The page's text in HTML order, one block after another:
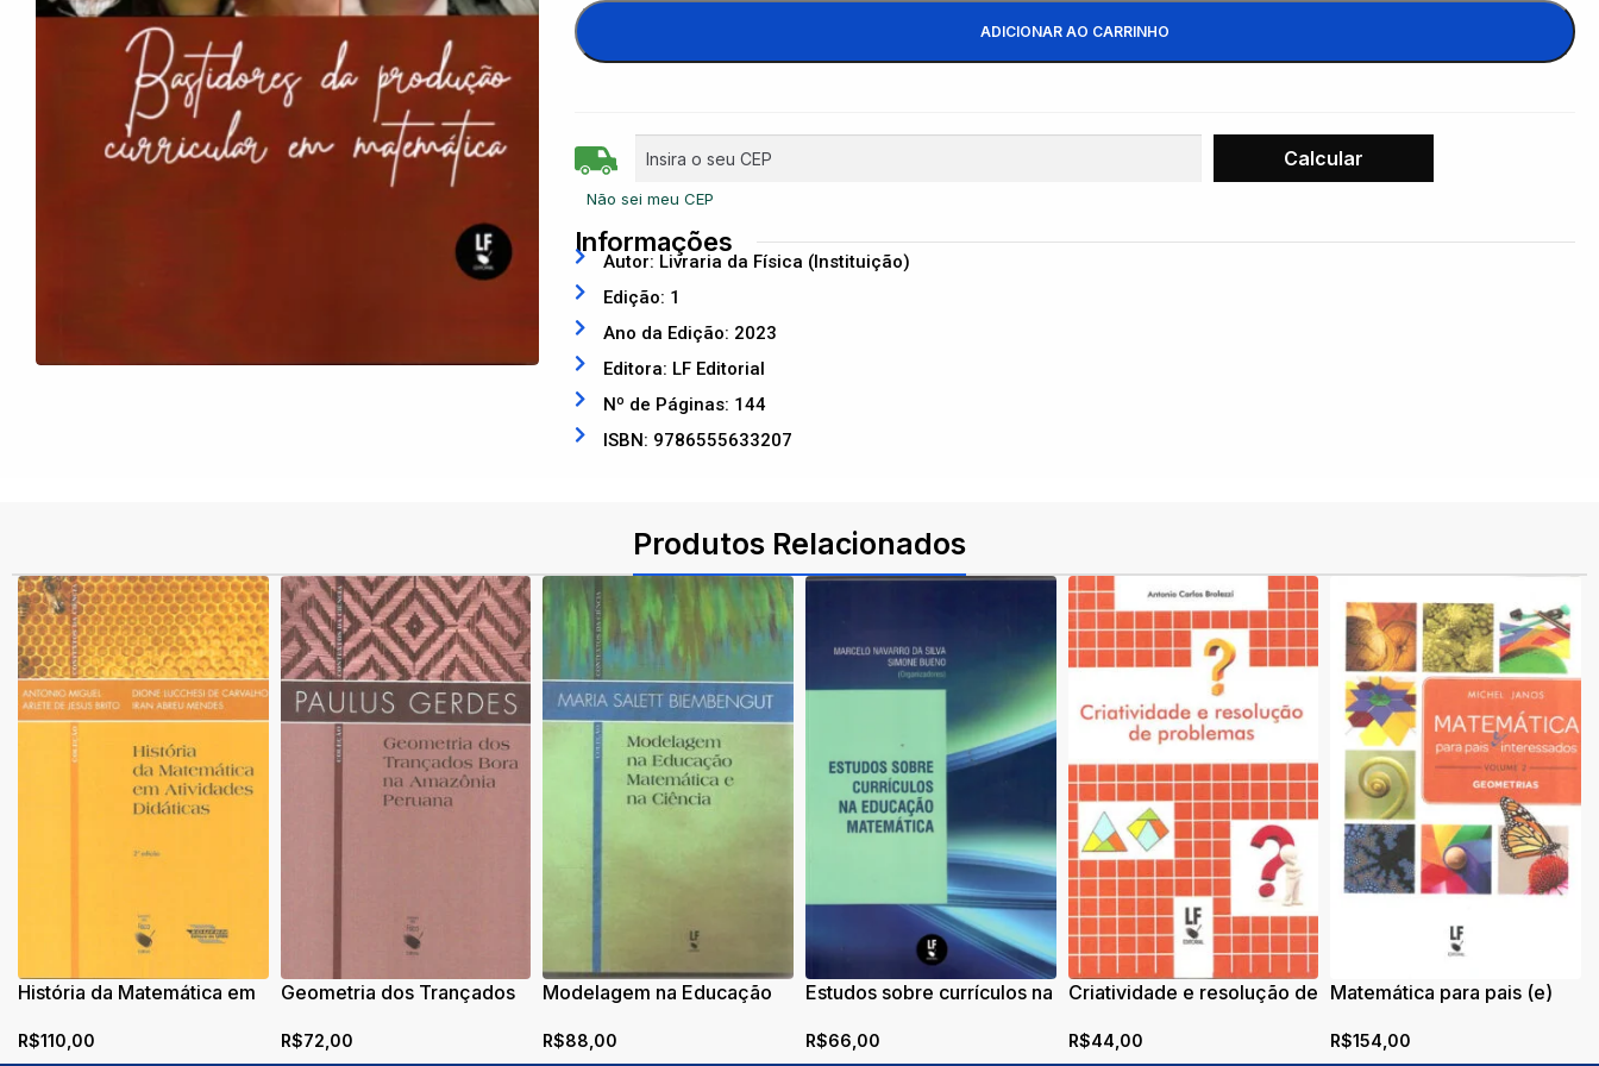
ADICIONAR AO CARRINHO
Não sei meu CEP
Informações
Autor: Livraria da Física (Instituição)
Edição: 1
Ano da Edição: 2023
Editora: LF Editorial
Nº de Páginas: 144
ISBN: 9786555633207
Produtos Relacionados
História da Matemática em
R$110,00
Geometria dos Trançados
R$72,00
Modelagem na Educação
R$88,00
Estudos sobre currículos na
R$66,00
Criatividade e resolução de
R$44,00
Matemática para pais (e)
Geometrias
R$154,00